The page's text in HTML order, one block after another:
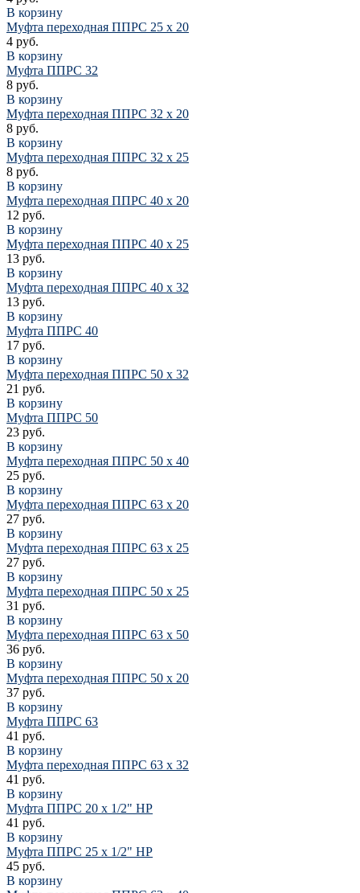
В корзину
Муфта переходная ППРС 25 х 20
4 руб.
В корзину
Муфта ППРС 32
8 руб.
В корзину
Муфта переходная ППРС 32 х 20
8 руб.
В корзину
Муфта переходная ППРС 32 х 25
8 руб.
В корзину
Муфта переходная ППРС 40 х 20
12 руб.
В корзину
Муфта переходная ППРС 40 х 25
13 руб.
В корзину
Муфта переходная ППРС 40 х 32
13 руб.
В корзину
Муфта ППРС 40
17 руб.
В корзину
Муфта переходная ППРС 50 х 32
21 руб.
В корзину
Муфта ППРС 50
23 руб.
В корзину
Муфта переходная ППРС 50 х 40
25 руб.
В корзину
Муфта переходная ППРС 63 х 20
27 руб.
В корзину
Муфта переходная ППРС 63 х 25
27 руб.
В корзину
Муфта переходная ППРС 50 х 25
31 руб.
В корзину
Муфта переходная ППРС 63 х 50
36 руб.
В корзину
Муфта переходная ППРС 50 х 20
37 руб.
В корзину
Муфта ППРС 63
41 руб.
В корзину
Муфта переходная ППРС 63 х 32
41 руб.
В корзину
Муфта ППРС 20 х 1/2" НР
41 руб.
В корзину
Муфта ППРС 25 х 1/2" НР
45 руб.
В корзину